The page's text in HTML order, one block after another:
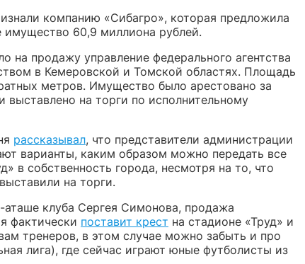
компанию «Сибагро», которая предложила
имущество 60,9 миллиона рублей.
на продажу управление федерального агентства
в Кемеровской и Томской областях. Площадь
метров. Имущество было арестовано за
выставлено на торги по исполнительному
рассказывал, что представители администрации
варианты, каким образом можно передать все
в собственность города, несмотря на то, что
на торги.
клуба Сергея Симонова, продажа
фактически поставит крест на стадионе «Труд» и
тренеров, в этом случае можно забыть и про
лига), где сейчас играют юные футболисты из